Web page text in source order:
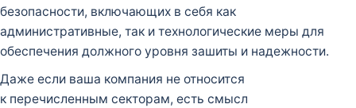
безопасности, включающих в себя как
административные, так и технологические меры для
обеспечения должного уровня зашиты и надежности.
Даже если ваша компания не относится
к перечисленным секторам, есть смысл